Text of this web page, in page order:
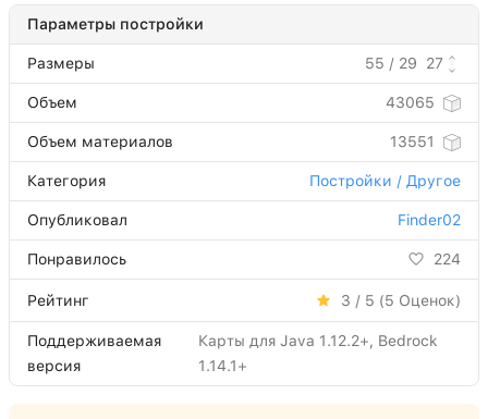
Параметры постройки
Размеры 55 / 29 27
Объем 43065
Объем материалов 13551
Категория Постройки / Другое
Опубликовал Finder02
Понравилось 224
Рейтинг 3 / 5 (5 Оценок)
Поддерживаемая
версия
Карты для Java 1.12.2+, Bedrock
1.14.1+